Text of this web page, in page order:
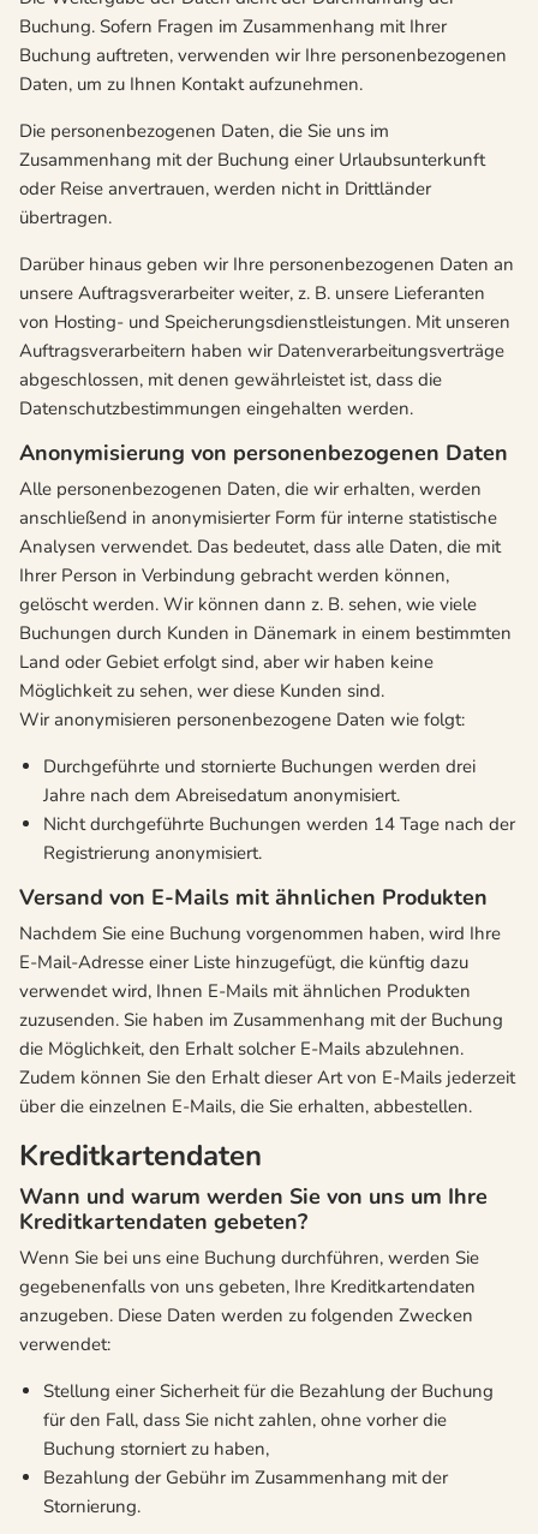
Buchung. Sofern Fragen im Zusammenhang mit Ihrer
Buchung auftreten, verwenden wir Ihre personenbezogenen
Daten, um zu Ihnen Kontakt aufzunehmen.
Die personenbezogenen Daten, die Sie uns im
Zusammenhang mit der Buchung einer Urlaubsunterkunft
oder Reise anvertrauen, werden nicht in Drittländer
übertragen.
Darüber hinaus geben wir Ihre personenbezogenen Daten an
unsere Auftragsverarbeiter weiter, z. B. unsere Lieferanten
von Hosting- und Speicherungsdienstleistungen. Mit unseren
Auftragsverarbeitern haben wir Datenverarbeitungsverträge
abgeschlossen, mit denen gewährleistet ist, dass die
Datenschutzbestimmungen eingehalten werden.
Anonymisierung von personenbezogenen Daten
Alle personenbezogenen Daten, die wir erhalten, werden
anschließend in anonymisierter Form für interne statistische
Analysen verwendet. Das bedeutet, dass alle Daten, die mit
Ihrer Person in Verbindung gebracht werden können,
gelöscht werden. Wir können dann z. B. sehen, wie viele
Buchungen durch Kunden in Dänemark in einem bestimmten
Land oder Gebiet erfolgt sind, aber wir haben keine
Möglichkeit zu sehen, wer diese Kunden sind.
Wir anonymisieren personenbezogene Daten wie folgt:
Durchgeführte und stornierte Buchungen werden drei
Jahre nach dem Abreisedatum anonymisiert.
Nicht durchgeführte Buchungen werden 14 Tage nach der
Registrierung anonymisiert.
Versand von E-Mails mit ähnlichen Produkten
Nachdem Sie eine Buchung vorgenommen haben, wird Ihre
E-Mail-Adresse einer Liste hinzugefügt, die künftig dazu
verwendet wird, Ihnen E-Mails mit ähnlichen Produkten
zuzusenden. Sie haben im Zusammenhang mit der Buchung
die Möglichkeit, den Erhalt solcher E-Mails abzulehnen.
Zudem können Sie den Erhalt dieser Art von E-Mails jederzeit
über die einzelnen E-Mails, die Sie erhalten, abbestellen.
Kreditkartendaten
Wann und warum werden Sie von uns um Ihre
Kreditkartendaten gebeten?
Wenn Sie bei uns eine Buchung durchführen, werden Sie
gegebenenfalls von uns gebeten, Ihre Kreditkartendaten
anzugeben. Diese Daten werden zu folgenden Zwecken
verwendet:
Stellung einer Sicherheit für die Bezahlung der Buchung
für den Fall, dass Sie nicht zahlen, ohne vorher die
Buchung storniert zu haben,
Bezahlung der Gebühr im Zusammenhang mit der
Stornierung.